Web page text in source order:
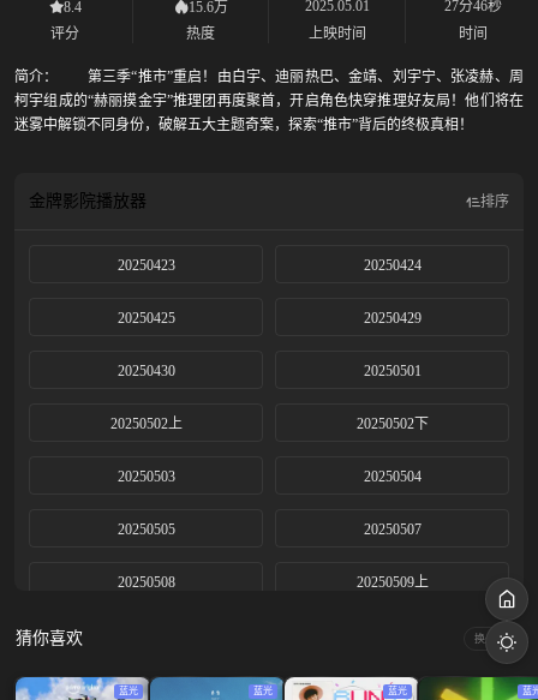
8.4
评分
15.6万
热度
2025.05.01
上映时间
27分46秒
时间
简介：
第三季“推市”重启！由白宇、迪丽热巴、金靖、刘宇宁、张凌赫、周
柯宇组成的“赫丽摸金宇”推理团再度聚首，开启角色快穿推理好友局！他们将在
迷雾中解锁不同身份，破解五大主题奇案，探索“推市”背后的终极真相！
金牌影院播放器 排序
20250423 20250424
20250425 20250429
20250430 20250501
20250502上 20250502下
20250503 20250504
20250505 20250507
20250508 20250509上
20250514 20250515
猜你喜欢 换一换
蓝光 蓝光 蓝光 蓝